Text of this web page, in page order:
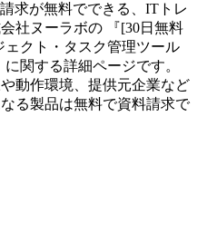
求が無料でできる、ITトレ
社ヌーラボの 『[30日無料
クト・タスク管理ツール
に関する詳細ページです。
動作環境、提供元企業など
る製品は無料で資料請求で